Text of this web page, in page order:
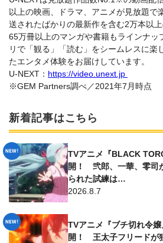
以上の映画、ドラマ、アニメが見放題で
送されたばかりの最新作を含む2万本以
65万冊以上のマンガや書籍もラインナッ
リで「観る」「読む」をシームレスに楽
たエンタメ体験をお届けしています。
U-NEXT： https://video.unext.jp
※GEM Partners調べ／2021年7月時点
新着記事はこちら
TVアニメ『BLACK
開！ 弐郎、一華、零司
られた試練は…
2026.8.7
TVアニメ『ブチ切れ令
開！ 王太子フリードが